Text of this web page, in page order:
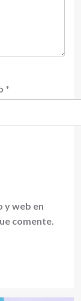
*
y web en
comente.